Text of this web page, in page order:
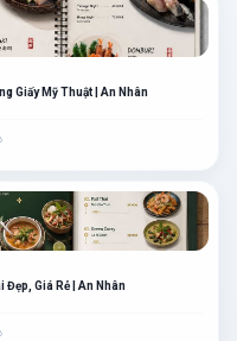
Giấy Mỹ Thuật | An Nhân
Đẹp, Giá Rẻ | An Nhân